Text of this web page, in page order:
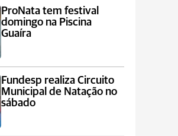
ProNata tem festival
domingo na Piscina
Guaíra
Fundesp realiza Circuito
Municipal de Natação no
sábado